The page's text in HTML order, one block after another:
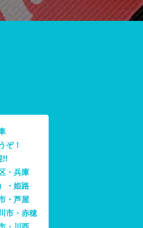
ぞ！
!!
・兵庫
・姫路
・芦屋
市・赤穂